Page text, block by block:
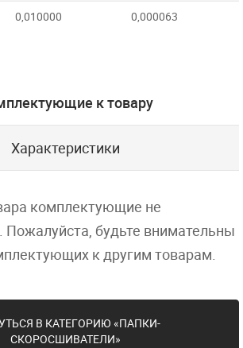
0,010000 0,000063
к товару
Характеристики
комплектующие не
будьте внимательны
к другим товарам.
В КАТЕГОРИЮ «ПАПКИ-
СКОРОСШИВАТЕЛИ»